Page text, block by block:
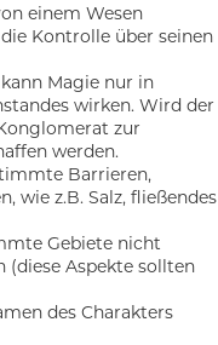
einem Wesen
Kontrolle über seinen
Magie nur in
wirken. Wird der
zur
werden.
Barrieren,
wie z.B. Salz, fließendes
Gebiete nicht
Aspekte sollten
des Charakters